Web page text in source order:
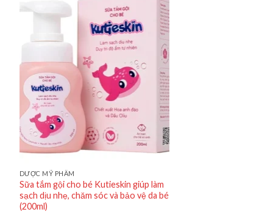
DƯỢC MỸ PHẨM
Sữa tắm gội cho bé Kutieskin giúp làm
sạch dịu nhẹ, chăm sóc và bảo vệ da bé
(200ml)